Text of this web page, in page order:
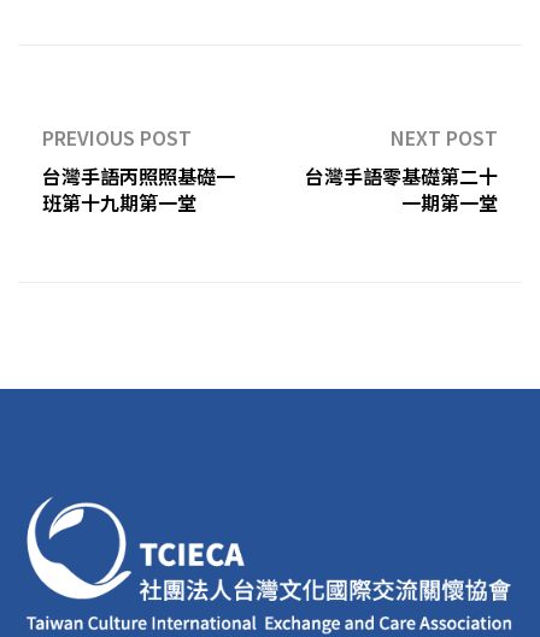
PREVIOUS POST
台灣手語丙照照基礎一
班第十九期第一堂
NEXT POST
台灣手語零基礎第二十
一期第一堂